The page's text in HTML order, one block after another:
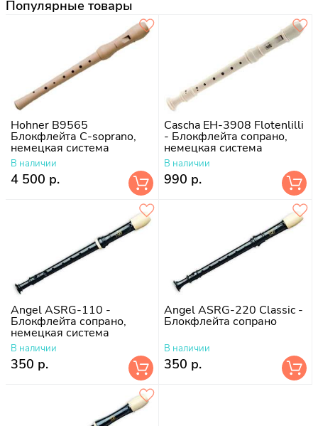
Популярные товары
Hohner B9565
Блокфлейта C-soprano,
немецкая система
В наличии
4 500 р.
Cascha EH-3908 Flotenlilli
- Блокфлейта сопрано,
немецкая система
В наличии
990 р.
Angel ASRG-110 -
Блокфлейта сопрано,
немецкая система
В наличии
350 р.
Angel ASRG-220 Classic -
Блокфлейта сопрано
В наличии
350 р.